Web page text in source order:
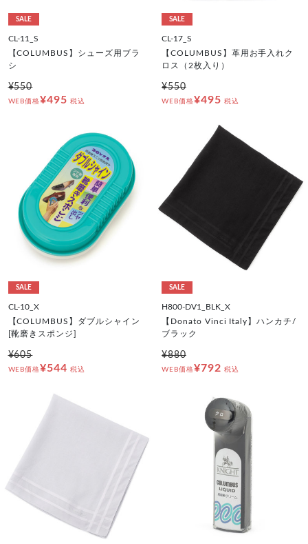
SALE
CL-11_S
【COLUMBUS】シューズ用ブラ
シ
¥550
WEB価格¥495 税込
SALE
CL-17_S
【COLUMBUS】革用お手入れク
ロス（2枚入り）
¥550
WEB価格¥495 税込
SALE
CL-10_X
【COLUMBUS】ダブルシャイン
[靴磨きスポンジ]
¥605
WEB価格¥544 税込
SALE
H800-DV1_BLK_X
【Donato Vinci Italy】ハンカチ/
ブラック
¥880
WEB価格¥792 税込